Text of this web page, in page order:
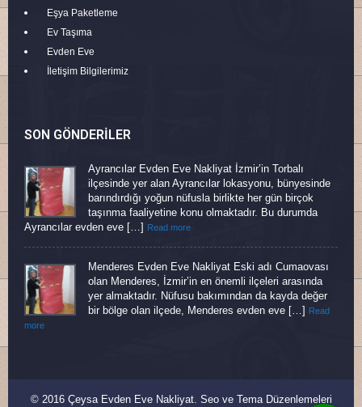
Eşya Paketleme
Ev Taşıma
Evden Eve
İletişim Bilgilerimiz
SON GÖNDERILER
Ayrancılar Evden Eve Nakliyat İzmir’in Torbalı
ilçesinde yer alan Ayrancılar lokasyonu, bünyesinde
barındırdığı yoğun nüfusla birlikte her gün birçok
taşınma faaliyetine konu olmaktadır. Bu durumda
Ayrancılar evden eve […] Read more
Menderes Evden Eve Nakliyat Eski adı Cumaovası
olan Menderes, İzmir’in en önemli ilçeleri arasında
yer almaktadır. Nüfusu bakımından da kayda değer
bir bölge olan ilçede, Menderes evden eve […] Read
more
© 2016 Çeysa Evden Eve Nakliyat. Seo ve Tema Düzenlemeleri